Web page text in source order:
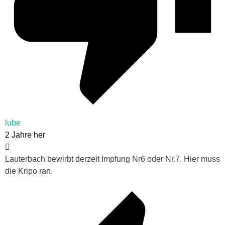
lube
2 Jahre her
Lauterbach bewirbt derzeit Impfung Nr6 oder Nr.7. Hier muss
die Kripo ran.